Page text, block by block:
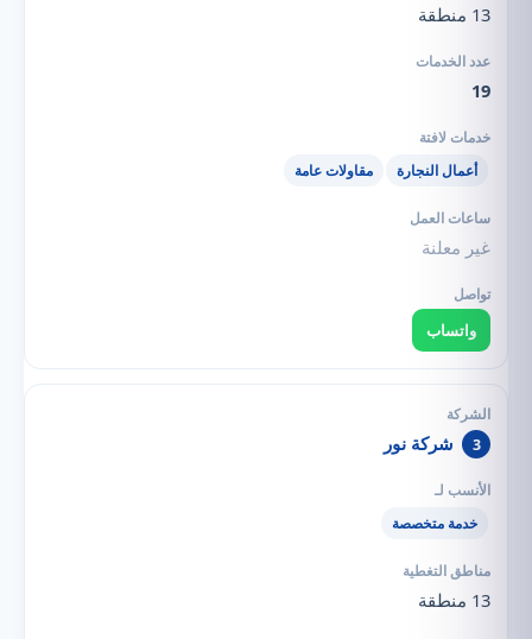
13 منطقة
19
أعمال النجارة مقاولات عامة
غير معلنة
واتساب
3 شركة نور
خدمة متخصصة
13 منطقة